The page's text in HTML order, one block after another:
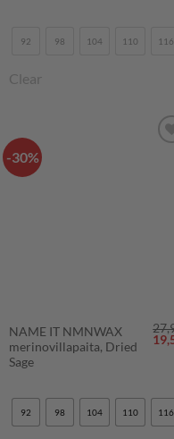
92 98 104 110 116
Clear
-30%
NAME IT NMNWAX
merinovillapaita, Dried
Sage
hinta
92 98 104 110 116